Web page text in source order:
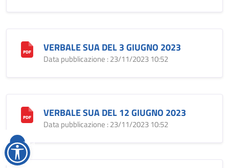
VERBALE SUA DEL 3 GIUGNO 2023
Data pubblicazione : 23/11/2023 10:52
VERBALE SUA DEL 12 GIUGNO 2023
Data pubblicazione : 23/11/2023 10:52
Reimposta
tutto